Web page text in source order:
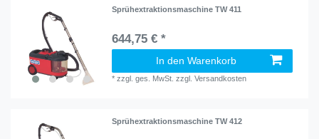
Sprühextraktionsmaschine TW 411
644,75 € *
In den Warenkorb
*zzgl. ges. MwSt. zzgl.Versandkosten
Sprühextraktionsmaschine TW 412